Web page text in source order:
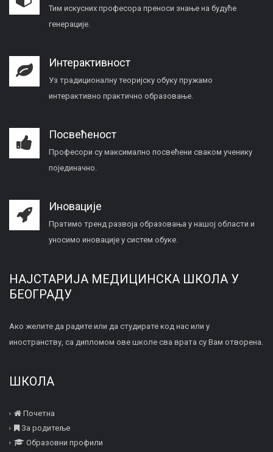
Тим искусних професора преноси знање на будуће
генерације.
Интерактивност
Уз традиционалну теоријску обуку пружамо
интерактивно практично образовање.
Посвећеност
Професори су максимално посвећени сваком ученику
појединачно.
Иновације
Пратимо тренд развоја образовања у нашој области и
уносимо иновације у систем обуке.
НАЈСТАРИЈА МЕДИЦИНСКА ШКОЛА У
БЕОГРАДУ
Ако желите да радите или да студирате код нас или у
иностранству, са дипломом ове школе сва врата су Вам отворена.
ШКОЛА
Почетна
За родитеље
Образовни профили